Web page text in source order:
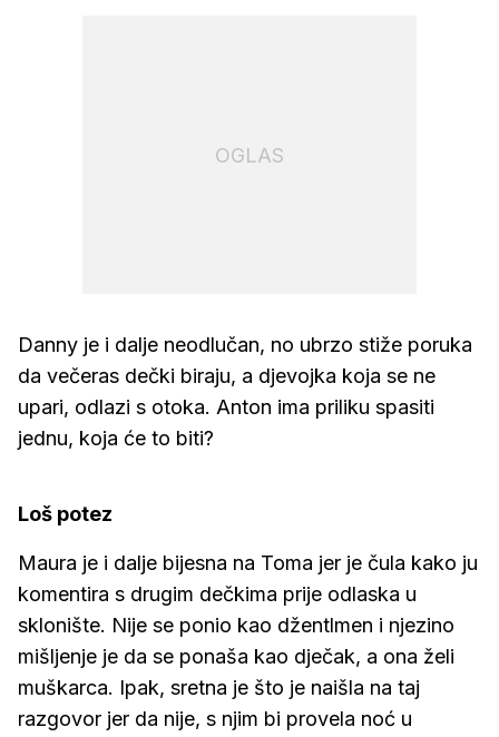
OGLAS
Danny je i dalje neodlučan, no ubrzo stiže poruka
da večeras dečki biraju, a djevojka koja se ne
upari, odlazi s otoka. Anton ima priliku spasiti
jednu, koja će to biti?
Loš potez
Maura je i dalje bijesna na Toma jer je čula kako ju
komentira s drugim dečkima prije odlaska u
sklonište. Nije se ponio kao džentlmen i njezino
mišljenje je da se ponaša kao dječak, a ona želi
muškarca. Ipak, sretna je što je naišla na taj
razgovor jer da nije, s njim bi provela noć u